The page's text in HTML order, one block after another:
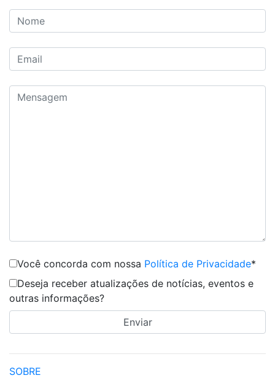
Você concorda com nossa Política de Privacidade*
Deseja receber atualizações de notícias, eventos e
outras informações?
SOBRE